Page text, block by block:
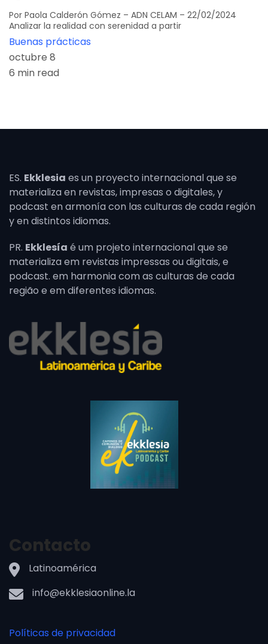
Por Paola Calderón Gómez – ADN CELAM – 22/02/2024
Analizar la realidad con serenidad a partir
Buenas prácticas
octubre 8
6 min read
ES. Ekklesia es un proyecto internacional que se
materializa en revistas, impresas o digitales, y
podcast en armonía con las culturas de cada región
y en distintos idiomas.
PR. Ekklesía é um projeto internacional que se
materializa em revistas impressas ou digitais, e
podcast. em harmonia com as culturas de cada
região e em diferentes idiomas.
Contacto
Latinoamérica
info@ekklesiaonline.la
Políticas de privacidad